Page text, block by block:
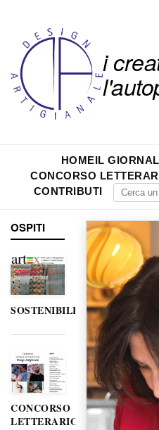
i
HOMEIL
CONCORSO
CONTRIBUTI
OSPITI
SOSTENIBILITÀ
CONCORSO
LETTERARIO